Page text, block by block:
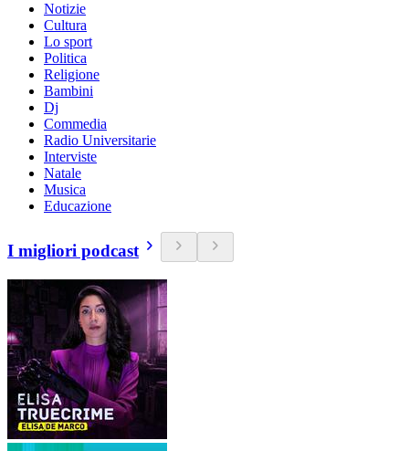
Notizie
Cultura
Lo sport
Politica
Religione
Bambini
Dj
Commedia
Radio Universitarie
Interviste
Natale
Musica
Educazione
I migliori podcast